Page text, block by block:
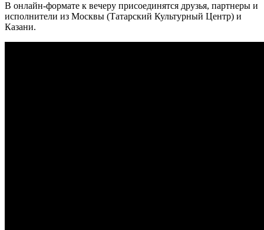
В онлайн-формате к вечеру присоединятся друзья, партнеры и
исполнители из Москвы (Татарский Культурный Центр) и
Казани.